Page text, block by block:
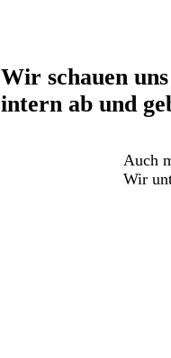
Wir schauen
intern ab und
Auch
Wir